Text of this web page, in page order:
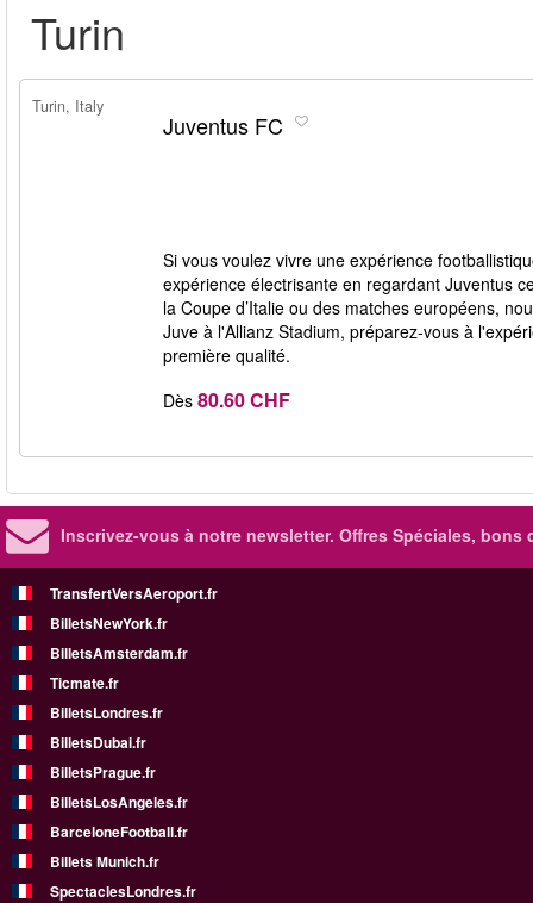
Turin
Turin, Italy
Juventus FC
Si vous voulez vivre une expérience
expérience électrisante en regardant Juventus
la Coupe d’Italie ou des matches européens,
Juve à l'Allianz Stadium, préparez-vous à
première qualité.
Dès 80.60 CHF
Inscrivez-vous à notre newsletter. Offres Spéciales, bons
TransfertVersAeroport.fr
BilletsNewYork.fr
BilletsAmsterdam.fr
Ticmate.fr
BilletsLondres.fr
BilletsDubai.fr
BilletsPrague.fr
BilletsLosAngeles.fr
BarceloneFootball.fr
Billets Munich.fr
SpectaclesLondres.fr